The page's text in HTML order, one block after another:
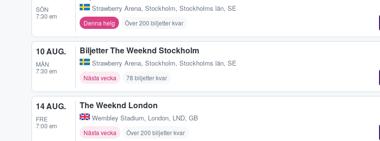
SÖN
7:30 em
Strawberry Arena, Stockholm, Stockholms län, SE
Denna helg Över 200 biljetter kvar
10 AUG.
MÅN
7:30 em
Biljetter The Weeknd Stockholm
Strawberry Arena, Stockholm, Stockholms län, SE
Nästa vecka 78 biljetter kvar
14 AUG.
FRE
7:00 em
The Weeknd London
Wembley Stadium, London, LND, GB
Nästa vecka Över 200 biljetter kvar